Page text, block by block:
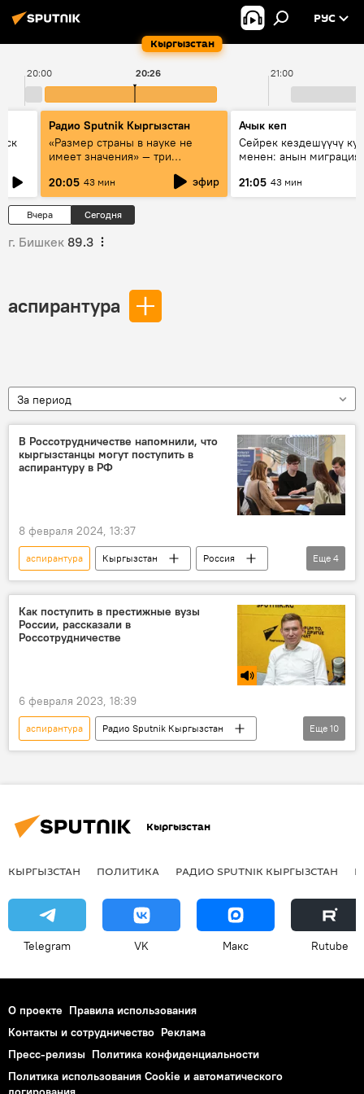
Кыргызстан
РУС
20:00 21:00
20:26
Радио Sputnik Кыргызстан
«Размер страны в науке не
имеет значения» — три
эксперта о сотрудничестве
России и Кыргызстана в
образовании и исследованиях
20:05 43 мин эфир
Ачык кеп
Сейрек кездешүүчү
менен: анын
21:05 43 мин
Вчера Сегодня
г. Бишкек 89.3
аспирантура
За период
В Россотрудничестве напомнили, что
кыргызстанцы могут поступить в
аспирантуру в РФ
8 февраля 2024, 13:37
аспирантура Кыргызстан
Россия
Россотрудничество
образование
поступление
Альберт Зульхарнеев
Еще 4
Как поступить в престижные вузы
России, рассказали в
Россотрудничестве
6 февраля 2023, 18:39
аспирантура
Радио Sputnik Кыргызстан
поступление
магистратура
Кыргызстан
Новости Киргизии
Еще 10
Кыргызстан
КЫРГЫЗСТАН ПОЛИТИКА РАДИО SPUTNIK КЫРГЫЗСТАН
Telegram VK Макс Rutube
О проекте Правила использования
Контакты и сотрудничество Реклама
Пресс-релизы Политика конфиденциальности
Политика использования Cookie и автоматического